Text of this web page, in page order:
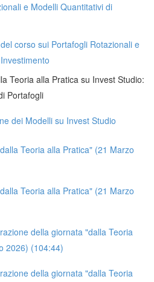
e Modelli Quantitativi di
corso sui Portafogli Rotazionali e
Teoria alla Pratica su Invest Studio:
Portafogli
dei Modelli su Invest Studio
Teoria alla Pratica" (21 Marzo
Teoria alla Pratica" (21 Marzo
della giornata "dalla Teoria
2026) (104:44)
della giornata "dalla Teoria